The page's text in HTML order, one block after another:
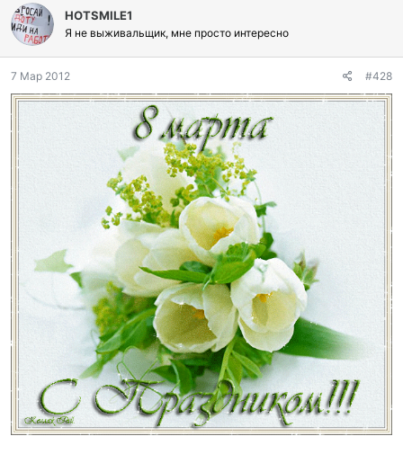
а
г
о
а
р
HOTSMILE1
Я не выживальщик, мне просто интересно
7 Мар 2012 #428